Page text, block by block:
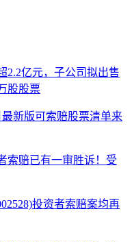
2.2亿元，子公司拟出售
股股票
新版可索赔股票清单来
索赔已有一审胜诉！受
投资者索赔案均再